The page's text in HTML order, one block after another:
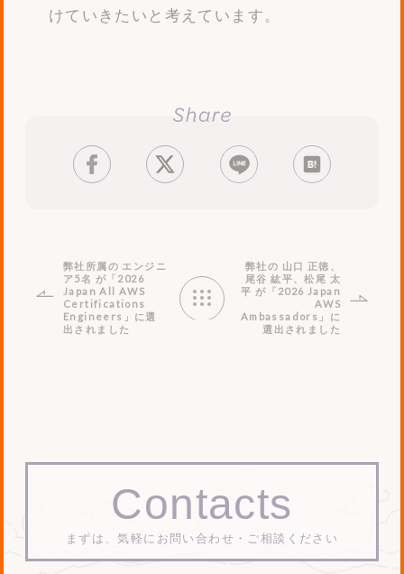
けていきたいと考えています。
facebooktweet LINE はてブ
弊社所属の エンジニ
ア5名 が「2026
Japan All AWS
Certifications
Engineers」に選
出されました
弊社の 山口 正徳、
尾谷 紘平、松尾 太
平 が「2026 Japan
AWS
Ambassadors」に
選出されました
Contacts
まずは、気軽にお問い合わせ・ご相談ください